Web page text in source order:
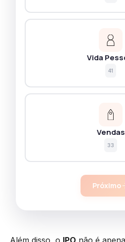
Vida
41
Vendas
33
Próximo
Além disso, o IPO não é